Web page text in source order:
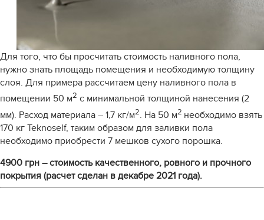
Для того, что бы просчитать стоимость наливного пола,
нужно знать площадь помещения и необходимую толщину
слоя. Для примера рассчитаем цену наливного пола в
помещении 50 м2 с минимальной толщиной нанесения (2
мм). Расход материала – 1,7 кг/м2. На 50 м2 необходимо взять
170 кг Teknoself, таким образом для заливки пола
необходимо приобрести 7 мешков сухого порошка.
4900 грн – стоимость качественного, ровного и прочного
покрытия (расчет сделан в декабре 2021 года).